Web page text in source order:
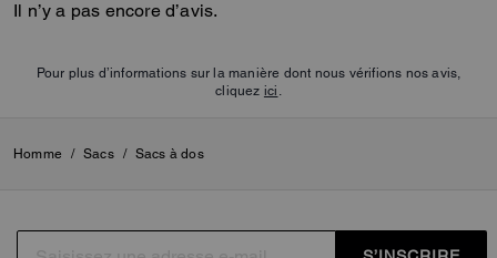
Il n’y a pas encore d’avis.
Pour plus d’informations sur la manière dont nous vérifions nos avis,
cliquez ici
Homme / Sacs / Sacs à dos